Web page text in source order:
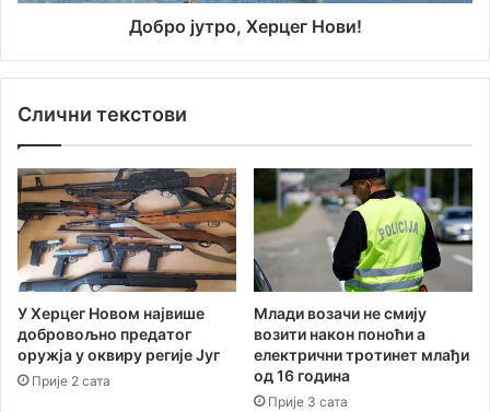
н
ц
и
ј
а
Ц
р
н
е
Г
о
р
г
Н
о
в
и
Добро јутро, Херцег Нови!
Слични текстови
У Херцег Новом највише
добровољно предатог
оружја у оквиру регије Југ
Прије 2 сата
Млади возачи не смију
возити након поноћи а
електрични тротинет млађи
од 16 година
Прије 3 сата